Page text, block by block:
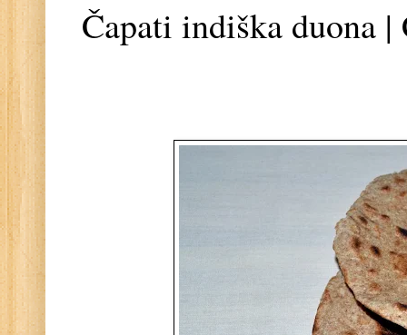
Čapati indiška duona |